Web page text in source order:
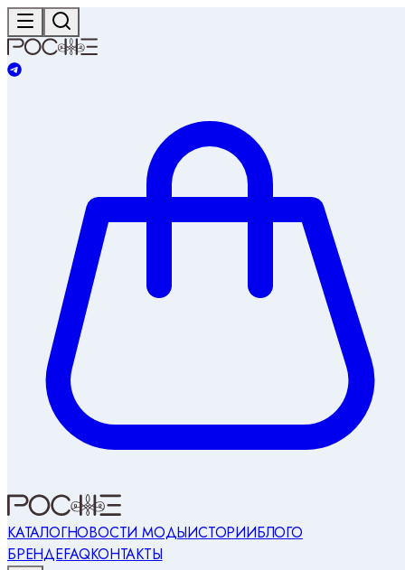
КАТАЛОГНОВОСТИ МОДЫИСТОРИИБЛОГО
БРЕНДЕFAQКОНТАКТЫ